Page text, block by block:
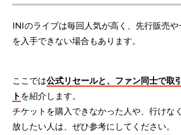
INIのライブは毎回人気が高く、先行販売や
を入手できない場合もあります。
ここでは公式リセールと、ファン同士で取
トを紹介します。
チケットを購入できなかった人や、行けな
放したい人は、ぜひ参考にしてください。